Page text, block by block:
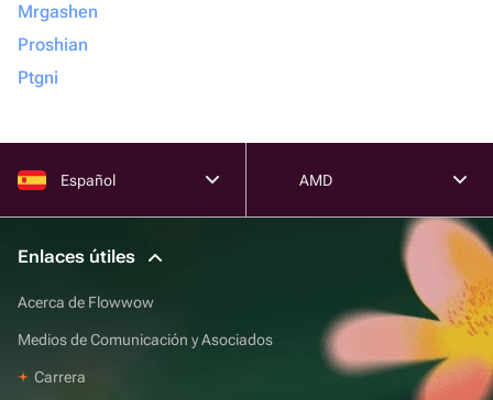
Mrgashen
Proshian
Ptgni
Español AMD
Enlaces útiles
Acerca de Flowwow
Medios de Comunicación y Asociados
Carrera